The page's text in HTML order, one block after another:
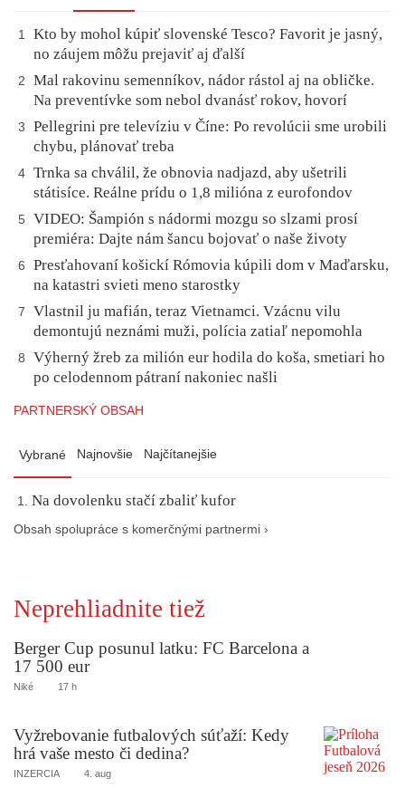
1
Kto by mohol kúpiť slovenské Tesco? Favorit je jasný,
no záujem môžu prejaviť aj ďalší
2
Mal rakovinu semenníkov, nádor rástol aj na obličke.
Na preventívke som nebol dvanásť rokov, hovorí
3
Pellegrini pre televíziu v Číne: Po revolúcii sme urobili
chybu, plánovať treba
4 Trnka sa chválil, že obnovia nadjazd, aby ušetrili
státisíce. Reálne prídu o 1,8 milióna z eurofondov
5
VIDEO: Šampión s nádormi mozgu so slzami prosí
premiéra: Dajte nám šancu bojovať o naše životy
6
Presťahovaní košickí Rómovia kúpili dom v Maďarsku,
na katastri svieti meno starostky
7
Vlastnil ju mafián, teraz Vietnamci. Vzácnu vilu
demontujú neznámi muži, polícia zatiaľ nepomohla
8
Výherný žreb za milión eur hodila do koša, smetiari ho
po celodennom pátraní nakoniec našli
PARTNERSKÝ OBSAH
Vybrané Najnovšie Najčítanejšie
Na dovolenku stačí zbaliť kufor
Obsah spolupráce s komerčnými partnermi ›
Neprehliadnite tiež
Berger Cup posunul latku: FC Barcelona a
17 500 eur
Niké 17 h
Vyžrebovanie futbalových súťaží: Kedy
hrá vaše mesto či dedina?
INZERCIA 4. aug